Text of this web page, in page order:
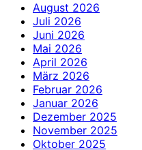
August 2026
Juli 2026
Juni 2026
Mai 2026
April 2026
März 2026
Februar 2026
Januar 2026
Dezember 2025
November 2025
Oktober 2025